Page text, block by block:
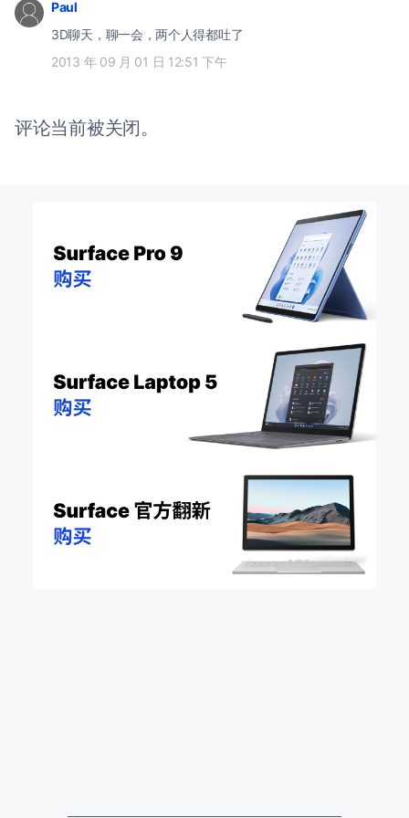
Paul
3D聊天，聊一会，两个人得都吐了
2013 年 09 月 01 日 12:51 下午
评论当前被关闭。